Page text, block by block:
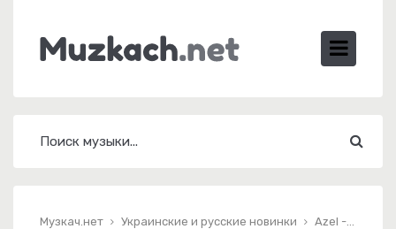
Музкач.нет Украинские и русские новинки Azel - Жанна жанетта